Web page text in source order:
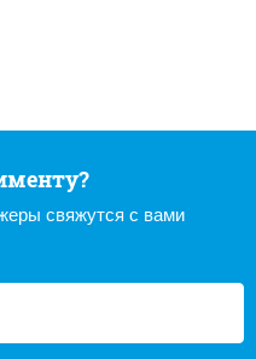
свяжутся с вами